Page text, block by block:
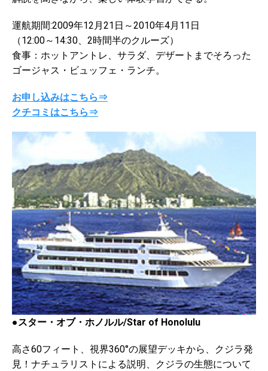
運航期間:2009年12月21日～2010年4月11日
（12:00～14:30、2時間半のクルーズ）
食事：ホットアントレ、サラダ、デザートまでそろった
ゴージャス・ビュッフェ・ランチ。
お申し込みはこちら⇒
クチコミはこちら⇒
●スター・オブ・ホノルル/Star of Honolulu
高さ60フィート、視界360°の展望デッキから、クジラ発
見！ナチュラリストによる説明、クジラの生態について